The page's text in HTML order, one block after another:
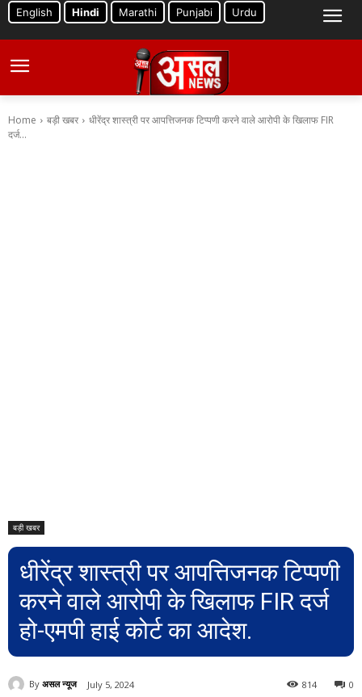
English Hindi Marathi Punjabi Urdu
Home बड़ी खबर
धीरेंद्र शास्त्री पर आपत्तिजनक टिप्पणी करने वाले आरोपी के खिलाफ FIR
दर्ज...
बड़ी खबर
धीरेंद्र शास्त्री पर आपत्तिजनक टिप्पणी
करने वाले आरोपी के खिलाफ FIR दर्ज
हो-एमपी हाई कोर्ट का आदेश.
By असल न्यूज July 5, 2024 0
814